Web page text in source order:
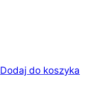
Dodaj do koszyka